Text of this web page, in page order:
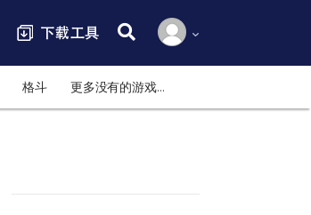
搜索:
格斗 更多没有的游戏…